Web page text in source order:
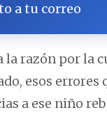
a tu correo
la razón por la
esos
a ese niño